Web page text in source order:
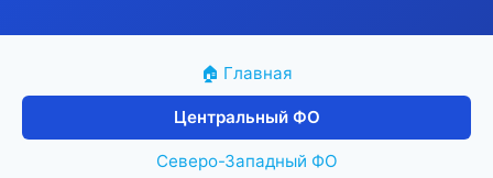
🏠 Главная
Центральный ФО
Северо-Западный ФО